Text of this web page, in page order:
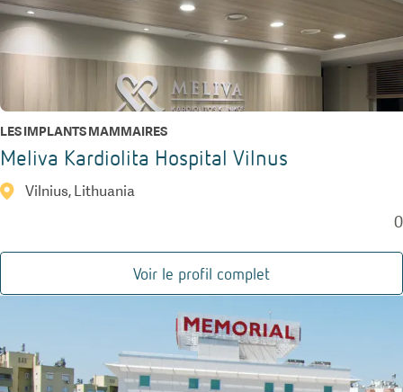
LES IMPLANTS MAMMAIRES
Meliva Kardiolita Hospital Vilnus
Vilnius, Lithuania
0
Voir le profil complet